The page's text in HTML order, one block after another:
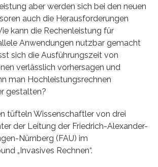
aber werden sich bei den neuen
auch die Herausforderungen
kann die Rechenleistung für
Anwendungen nutzbar gemacht
sich die Ausführungszeit von
verlässlich vorhersagen und
man Hochleistungsrechnen
gestalten?
tüfteln Wissenschaftler von drei
der Leitung der Friedrich-Alexander-
Nürnberg (FAU) im
„Invasives Rechnen“.